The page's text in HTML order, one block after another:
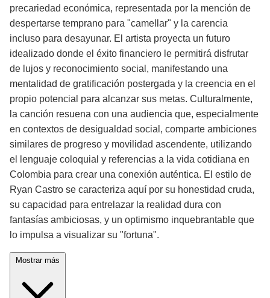
precariedad económica, representada por la mención de
despertarse temprano para "camellar" y la carencia
incluso para desayunar. El artista proyecta un futuro
idealizado donde el éxito financiero le permitirá disfrutar
de lujos y reconocimiento social, manifestando una
mentalidad de gratificación postergada y la creencia en el
propio potencial para alcanzar sus metas. Culturalmente,
la canción resuena con una audiencia que, especialmente
en contextos de desigualdad social, comparte ambiciones
similares de progreso y movilidad ascendente, utilizando
el lenguaje coloquial y referencias a la vida cotidiana en
Colombia para crear una conexión auténtica. El estilo de
Ryan Castro se caracteriza aquí por su honestidad cruda,
su capacidad para entrelazar la realidad dura con
fantasías ambiciosas, y un optimismo inquebrantable que
lo impulsa a visualizar su "fortuna".